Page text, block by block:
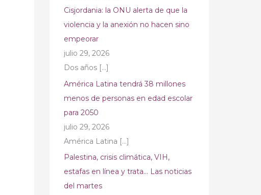
Cisjordania: la ONU alerta de que la
violencia y la anexión no hacen sino
empeorar
julio 29, 2026
Dos años […]
América Latina tendrá 38 millones
menos de personas en edad escolar
para 2050
julio 29, 2026
América Latina […]
Palestina, crisis climática, VIH,
estafas en línea y trata… Las noticias
del martes